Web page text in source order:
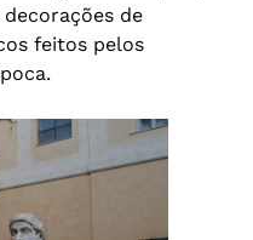
de
feitos pelos